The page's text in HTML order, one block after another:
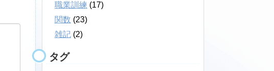
職業訓練 (17)
関数 (23)
雑記 (2)
タグ